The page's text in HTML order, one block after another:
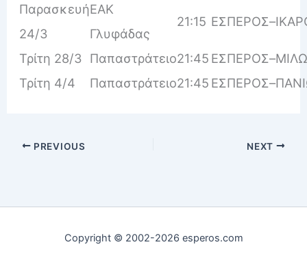
Παρασκευή
24/3
ΕΑΚ
Γλυφάδας
21:15 ΕΣΠΕΡΟΣ–
Τρίτη 28/3 Παπαστράτειο21:45 ΕΣΠΕΡΟΣ–
Τρίτη 4/4
Παπαστράτειο21:45 ΕΣΠΕΡΟΣ–
PREVIOUS NEXT
Copyright © 2002-2026 esperos.com